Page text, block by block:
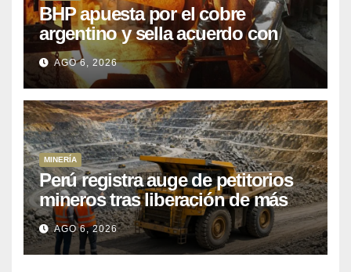
BHP apuesta por el cobre
argentino y sella acuerdo con
Kobrea para siete proyecto
AGO 6, 2026
MINERÍA
Perú registra auge de petitorios
mineros tras liberación de más
de mil concesiones para explorar
cobre y oro
AGO 6, 2026